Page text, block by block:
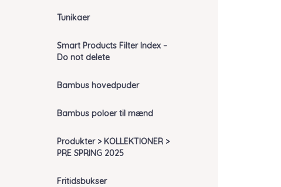
Tunikaer
Smart Products Filter Index –
Do not delete
Bambus hovedpuder
Bambus poloer til mænd
Produkter > KOLLEKTIONER >
PRE SPRING 2025
Fritidsbukser